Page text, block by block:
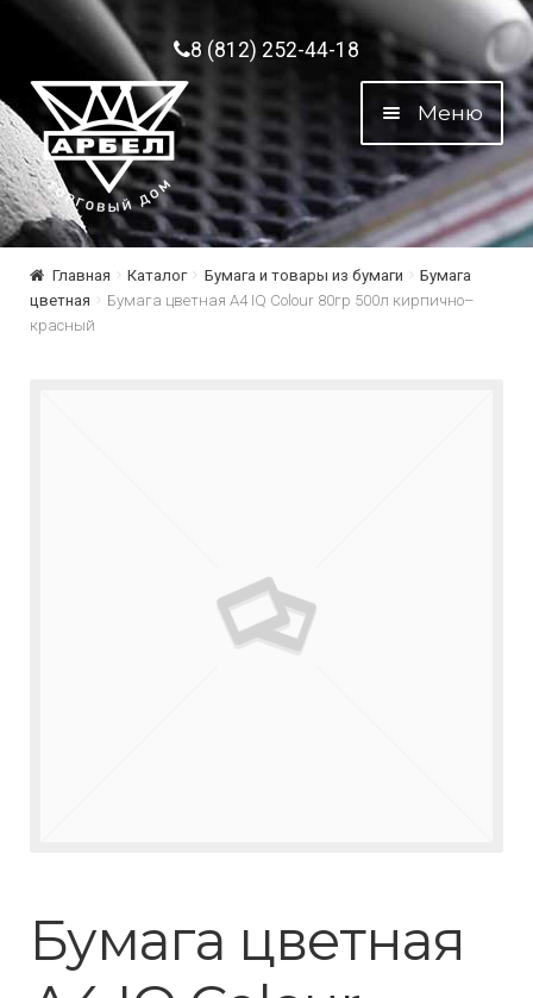
Перейти к навигации
Перейти к содержимому8 (812) 252-44-18
Меню
Главная Каталог Бумага и товары из бумаги
Бумага
цветная
Бумага цветная А4 IQ Colour 80гр 500л кирпично–
красный
Бумага цветная